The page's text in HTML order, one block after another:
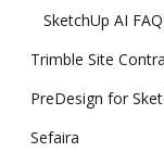
SketchUp AI FAQ
Trimble Site
PreDesign for
Sefaira